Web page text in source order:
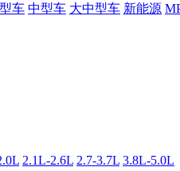
车 中型车 大中型车 新能源
2.1L-2.6L 2.7-3.7L 3.8L-5.0L